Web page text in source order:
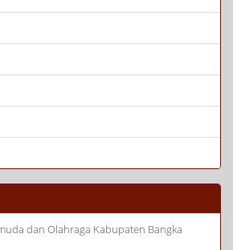
dan Olahraga Kabupaten Bangka